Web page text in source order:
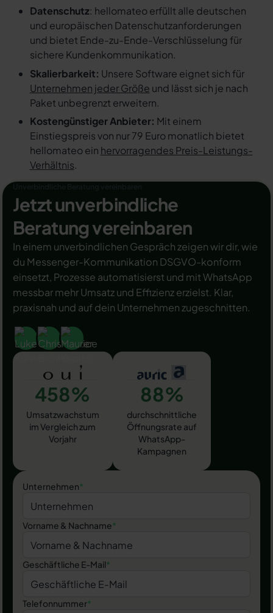
Datenschutz: hellomateo erfüllt alle deutschen
und europäischen Datenschutzanforderungen
und bietet Ende-zu-Ende-Verschlüsselung für
sichere Kundenkommunikation.
Skalierbarkeit: Unsere Software eignet sich für
Unternehmen jeder Größe und lässt sich je nach
Paket unbegrenzt erweitern.
Kostengünstiger Anbieter: Mit einem
Einstiegspreis von nur 79 Euro monatlich bietet
hellomateo ein hervorragendes Preis-Leistungs-
Verhältnis.
Jetzt unverbindliche
Beratung vereinbaren
In einem unverbindlichen Gespräch zeigen wir dir, wie
du Messenger-Kommunikation DSGVO-konform
einsetzt, Prozesse automatisierst und mit WhatsApp
messbar mehr Umsatz und Effizienz erzielst. Klar,
praxisnah und auf dein Unternehmen zugeschnitten.
458%
Umsatzwachstum
im Vergleich zum
Vorjahr
88%
durchschnittliche
Öffnungsrate auf
WhatsApp-
Kampagnen
Unternehmen*
Vorname & Nachname*
Geschäftliche E-Mail*
Telefonnummer*